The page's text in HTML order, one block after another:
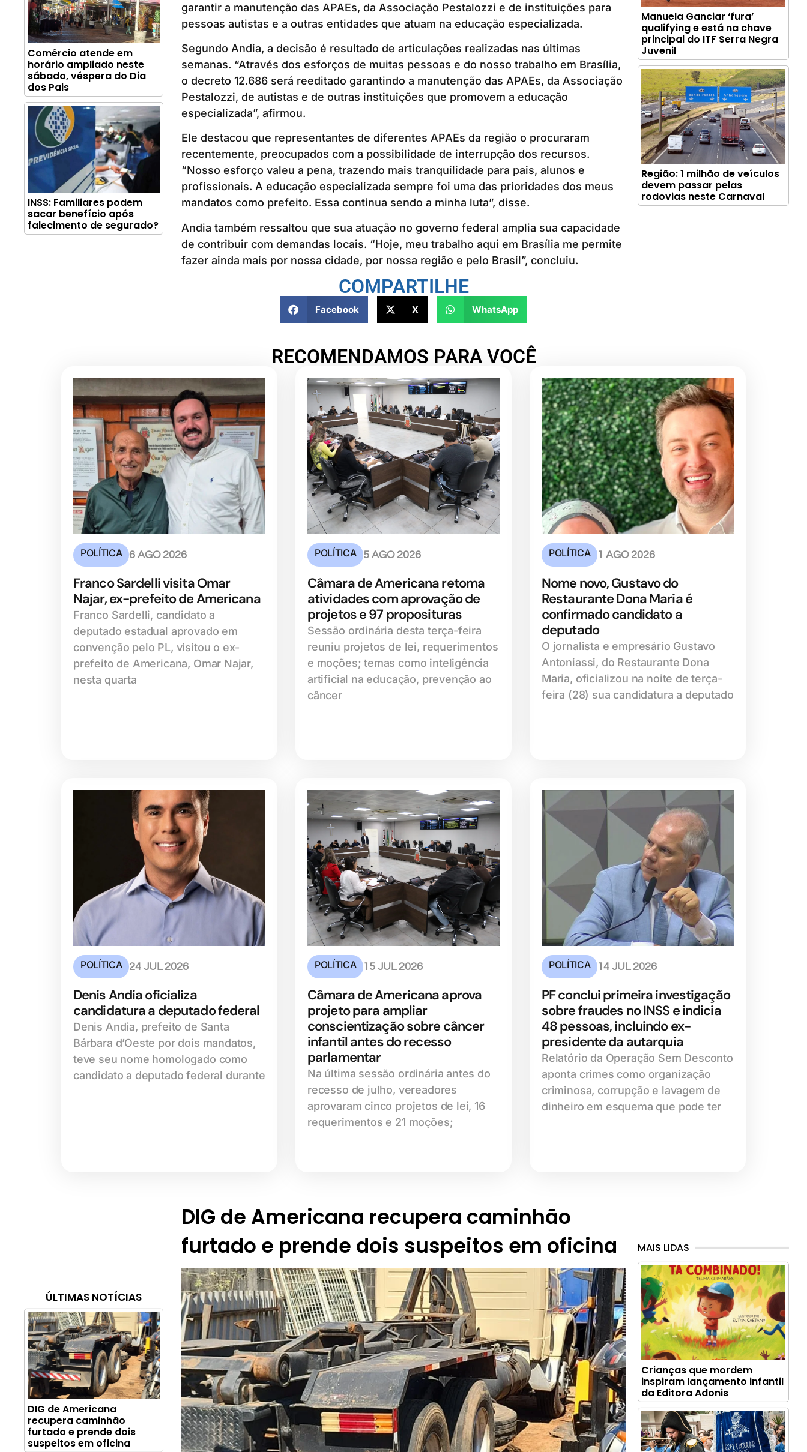
Comércio atende em
horário ampliado neste
sábado, véspera do Dia
dos Pais
INSS: Familiares podem
sacar benefício após
falecimento de segurado?
garantir a manutenção das APAEs, da Associação Pestalozzi e de instituições para
pessoas autistas e a outras entidades que atuam na educação especializada.
Segundo Andia, a decisão é resultado de articulações realizadas nas últimas
semanas. “Através dos esforços de muitas pessoas e do nosso trabalho em Brasília,
o decreto 12.686 será reeditado garantindo a manutenção das APAEs, da Associação
Pestalozzi, de autistas e de outras instituições que promovem a educação
especializada”, afirmou.
Ele destacou que representantes de diferentes APAEs da região o procuraram
recentemente, preocupados com a possibilidade de interrupção dos recursos.
“Nosso esforço valeu a pena, trazendo mais tranquilidade para pais, alunos e
profissionais. A educação especializada sempre foi uma das prioridades dos meus
mandatos como prefeito. Essa continua sendo a minha luta”, disse.
Andia também ressaltou que sua atuação no governo federal amplia sua capacidade
de contribuir com demandas locais. “Hoje, meu trabalho aqui em Brasília me permite
fazer ainda mais por nossa cidade, por nossa região e pelo Brasil”, concluiu.
COMPARTILHE
Facebook X WhatsApp
Manuela Ganciar ‘fura’
qualifying e está na chave
principal do ITF Serra Negra
Juvenil
Região: 1 milhão de veículos
devem passar pelas
rodovias neste Carnaval
RECOMENDAMOS PARA VOCÊ
POLÍTICA 6 AGO 2026
Franco Sardelli visita Omar
Najar, ex-prefeito de Americana
Franco Sardelli, candidato a
deputado estadual aprovado em
convenção pelo PL, visitou o ex-
prefeito de Americana, Omar Najar,
nesta quarta
POLÍTICA 5 AGO 2026
Câmara de Americana retoma
atividades com aprovação de
projetos e 97 proposituras
Sessão ordinária desta terça-feira
reuniu projetos de lei, requerimentos
e moções; temas como inteligência
artificial na educação, prevenção ao
câncer
POLÍTICA 1 AGO 2026
Nome novo, Gustavo do
Restaurante Dona Maria é
confirmado candidato a
deputado
O jornalista e empresário Gustavo
Antoniassi, do Restaurante Dona
Maria, oficializou na noite de terça-
feira (28) sua candidatura a deputado
POLÍTICA 24 JUL 2026
Denis Andia oficializa
candidatura a deputado federal
Denis Andia, prefeito de Santa
Bárbara d’Oeste por dois mandatos,
teve seu nome homologado como
candidato a deputado federal durante
POLÍTICA 15 JUL 2026
Câmara de Americana aprova
projeto para ampliar
conscientização sobre câncer
infantil antes do recesso
parlamentar
Na última sessão ordinária antes do
recesso de julho, vereadores
aprovaram cinco projetos de lei, 16
requerimentos e 21 moções;
POLÍTICA 14 JUL 2026
PF conclui primeira investigação
sobre fraudes no INSS e indicia
48 pessoas, incluindo ex-
presidente da autarquia
Relatório da Operação Sem Desconto
aponta crimes como organização
criminosa, corrupção e lavagem de
dinheiro em esquema que pode ter
ÚLTIMAS NOTÍCIAS
DIG de Americana
recupera caminhão
furtado e prende dois
suspeitos em oficina
DIG de Americana recupera caminhão
furtado e prende dois suspeitos em oficina
MAIS LIDAS
Crianças que mordem
inspiram lançamento infantil
da Editora Adonis